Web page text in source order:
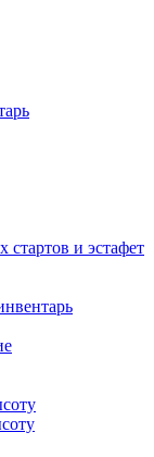
стартов и эстафет